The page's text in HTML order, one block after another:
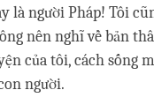
là người Pháp! Tôi
nên nghĩ về bản
của tôi, cách sống
người.